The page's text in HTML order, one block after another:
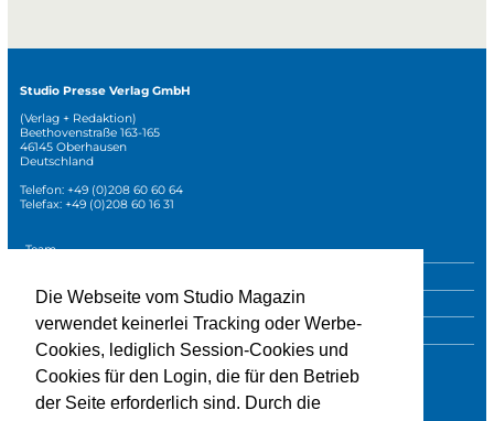
Die Webseite vom Studio Magazin
verwendet keinerlei Tracking oder Werbe-
Cookies, lediglich Session-Cookies und
Cookies für den Login, die für den Betrieb
der Seite erforderlich sind. Durch die
Studio Presse Verlag GmbH
(Verlag + Redaktion)
Beethovenstraße 163-165
46145 Oberhausen
Deutschland
Telefon: +49 (0)208 60 60 64
Telefax: +49 (0)208 60 16 31
Navigation
Team
Sonderpublikationen
Impressum
Datenschutz